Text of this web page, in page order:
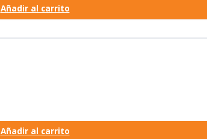
Añadir al carrito
Añadir al carrito